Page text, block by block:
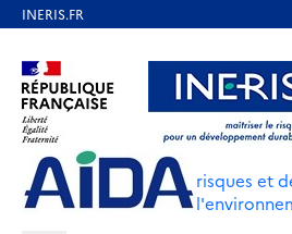
contenu
principal
Aller au contenu Aller au
Aller au pied de page
risques et